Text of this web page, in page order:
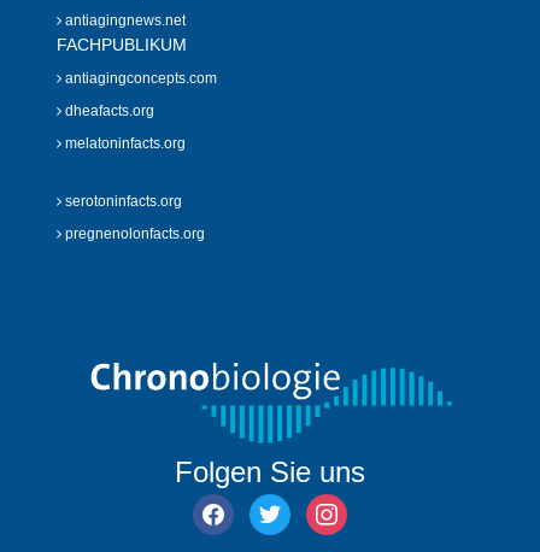
antiagingnews.net
FACHPUBLIKUM
antiagingconcepts.com
dheafacts.org
melatoninfacts.org
serotoninfacts.org
pregnenolonfacts.org
Folgen Sie uns
facebook
twitter instagram